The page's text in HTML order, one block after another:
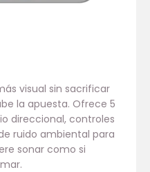
visual sin sacrificar
la apuesta. Ofrece 5
direccional, controles
ruido ambiental para
sonar como si